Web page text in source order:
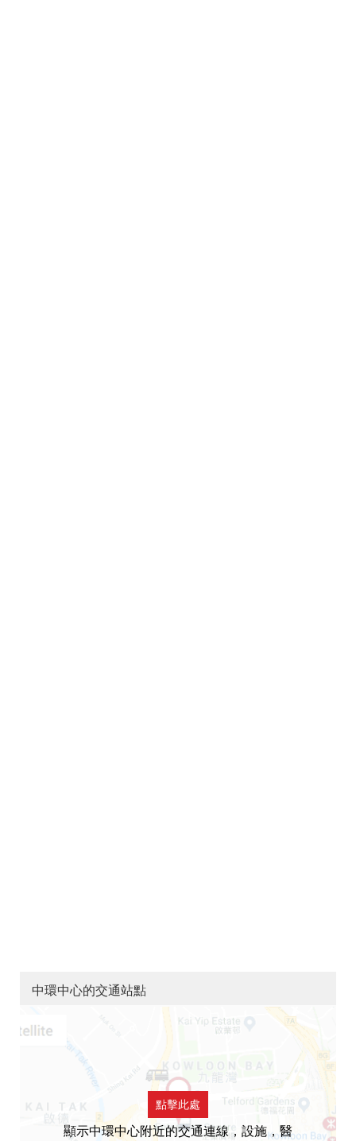
中環中心的交通站點
點擊此處
顯示中環中心附近的交通連線，設施，醫